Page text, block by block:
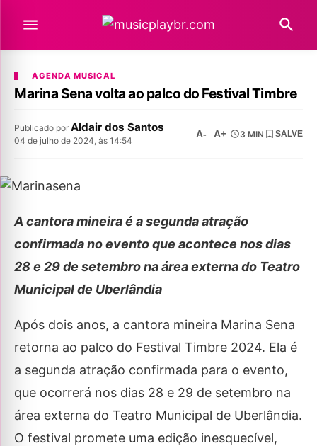
AGENDA MUSICAL
Marina Sena volta ao palco do Festival Timbre
Publicado por Aldair dos Santos
04 de julho de 2024, às 14:54
A- A+ 3 MIN SALVE
A cantora mineira é a segunda atração
confirmada no evento que acontece nos dias
28 e 29 de setembro na área externa do Teatro
Municipal de Uberlândia
Após dois anos, a cantora mineira Marina Sena
retorna ao palco do Festival Timbre 2024. Ela é
a segunda atração confirmada para o evento,
que ocorrerá nos dias 28 e 29 de setembro na
área externa do Teatro Municipal de Uberlândia.
O festival promete uma edição inesquecível,